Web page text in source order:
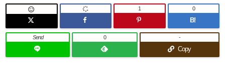
 1
B!
0
Send 0
Copy
-